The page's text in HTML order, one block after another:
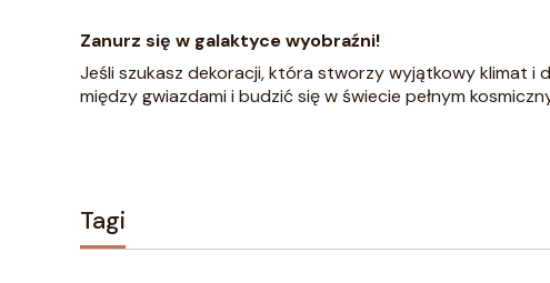
Zanurz się w galaktyce wyobraźni!
Jeśli szukasz dekoracji, która stworzy wyjątkowy klimat i
między gwiazdami i budzić się w świecie pełnym
Tagi